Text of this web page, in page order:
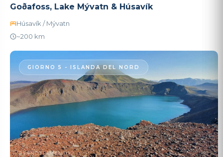
Goðafoss, Lake Mývatn & Húsavík
Húsavík / Mývatn
~200 km
GIORNO 5 - ISLANDA DEL NORD
PERNOTTAMENTO